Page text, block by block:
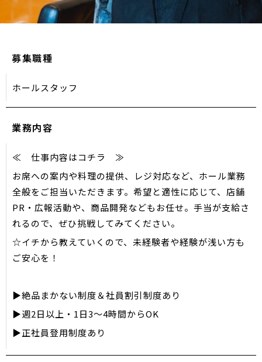
募集職種
ホールスタッフ
業務内容
≪ 仕事内容はコチラ ≫
お席への案内や料理の提供、レジ対応など、ホール業務
全般をご担当いただきます。希望と適性に応じて、店舗
PR・広報活動や、商品開発などもお任せ。手当が支給さ
れるので、ぜひ挑戦してみてください。
☆イチから教えていくので、未経験者や経験が浅い方も
ご安心を！
▶絶品まかない制度＆社員割引制度あり
▶週2日以上・1日3～4時間からOK
▶正社員登用制度あり